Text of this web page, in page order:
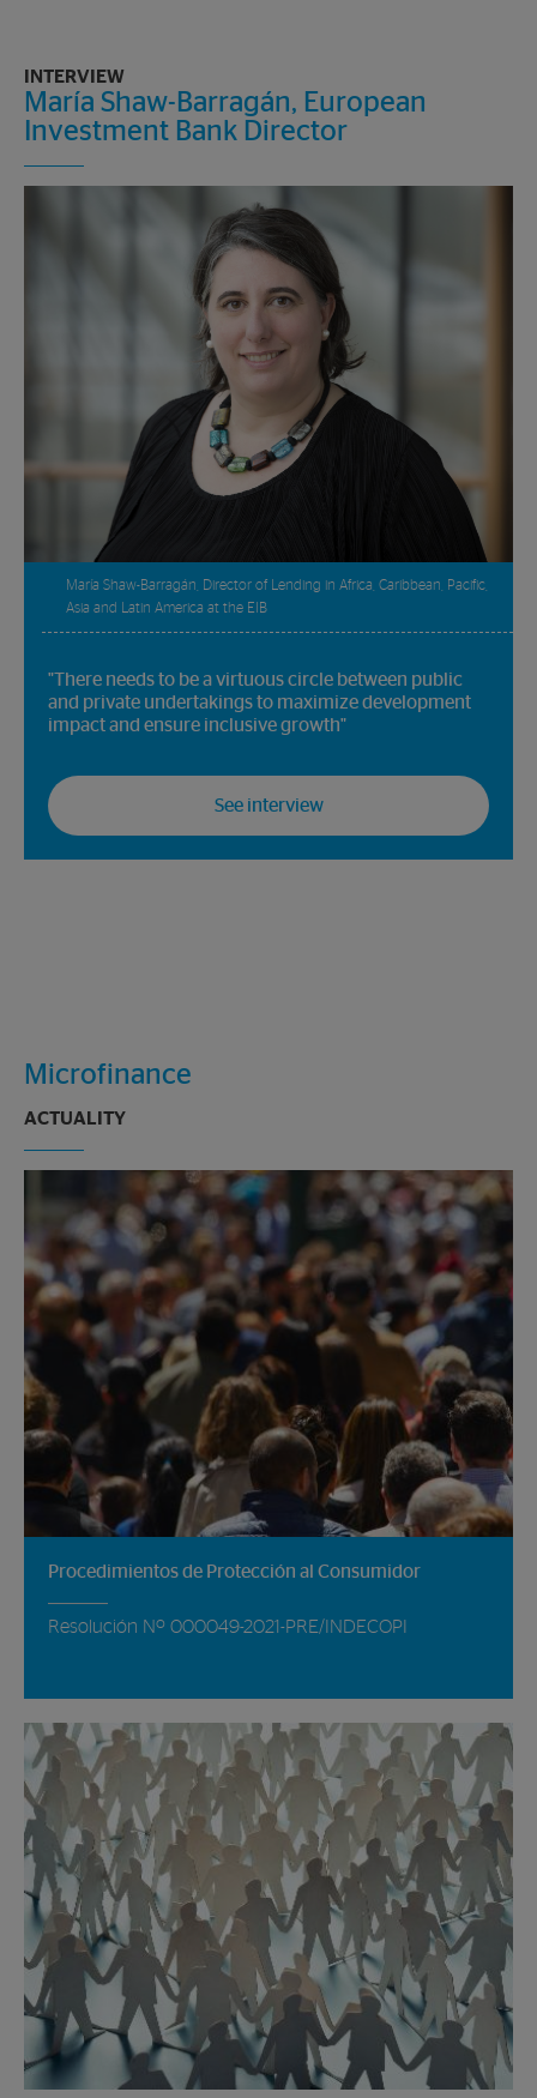
INTERVIEW
María Shaw-Barragán, European
Investment Bank Director
María Shaw-Barragán, Director of Lending in Africa, Caribbean, Pacific,
Asia and Latin America at the EIB
"There needs to be a virtuous circle between public
and private undertakings to maximize development
impact and ensure inclusive growth"
See interview
Microfinance
ACTUALITY
Procedimientos de Protección al Consumidor
Resolución Nº 000049-2021-PRE/INDECOPI